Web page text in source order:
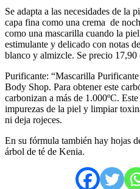
Se adapta a las necesidades de la
capa fina como una crema de
como una mascarilla cuando la
estimulante y delicado con notas
blanco y almizcle. Se precio 17,90
Purificante: “Mascarilla
Body Shop. Para obtener este
carbonizan a más de 1.000ºC.
impurezas de la piel y limpiar
ni deja rojeces.
En su fórmula también hay hojas
árbol de té de Kenia.